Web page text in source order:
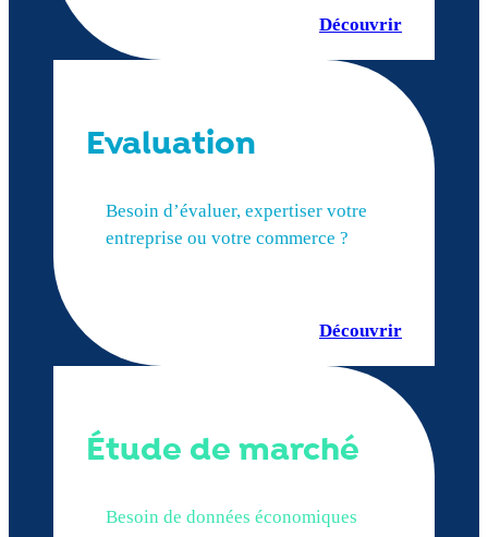
Découvrir
Evaluation
Besoin d’évaluer, expertiser votre
entreprise ou votre commerce ?
Découvrir
Étude de marché
Besoin de données économiques